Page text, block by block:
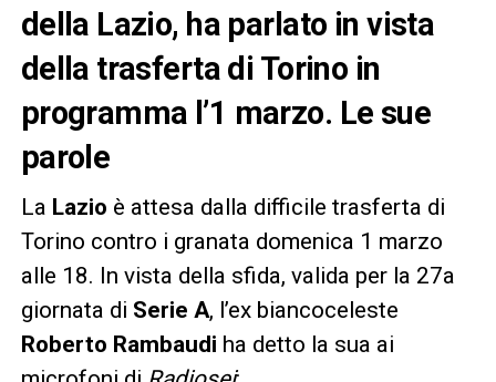
della Lazio, ha parlato in vista
della trasferta di Torino in
programma l’1 marzo. Le sue
parole
La Lazio è attesa dalla difficile trasferta di
Torino contro i granata domenica 1 marzo
alle 18. In vista della sfida, valida per la 27a
giornata di Serie A, l’ex biancoceleste
Roberto Rambaudi ha detto la sua ai